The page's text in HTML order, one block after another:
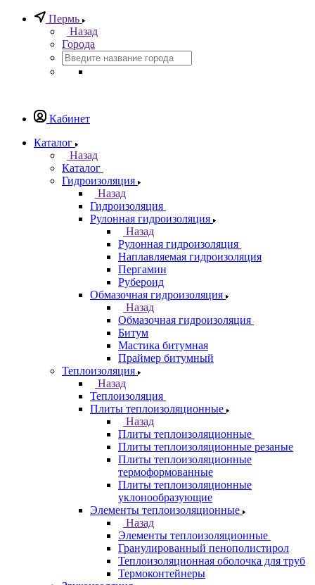
Пермь
Назад
Города
Кабинет
Каталог
Назад
Каталог
Гидроизоляция
Назад
Гидроизоляция
Рулонная гидроизоляция
Назад
Рулонная гидроизоляция
Наплавляемая гидроизоляция
Пергамин
Рубероид
Обмазочная гидроизоляция
Назад
Обмазочная гидроизоляция
Битум
Мастика битумная
Праймер битумный
Теплоизоляция
Назад
Теплоизоляция
Плиты теплоизоляционные
Назад
Плиты теплоизоляционные
Плиты теплоизоляционные резаные
Плиты теплоизоляционные
термоформованные
Плиты теплоизоляционные
уклонообразующие
Элементы теплоизоляционные
Назад
Элементы теплоизоляционные
Гранулированный пенополистирол
Теплоизоляционная оболочка для труб
Термоконтейнеры